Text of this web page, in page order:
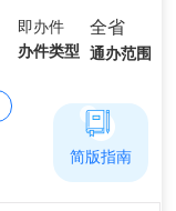
即办件
办件类型
全省
通办范围
简版指南